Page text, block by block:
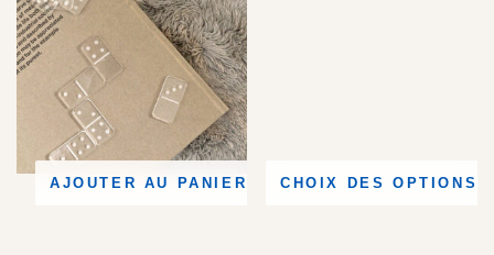
AJOUTER AU PANIER CHOIX DES OPTIONS